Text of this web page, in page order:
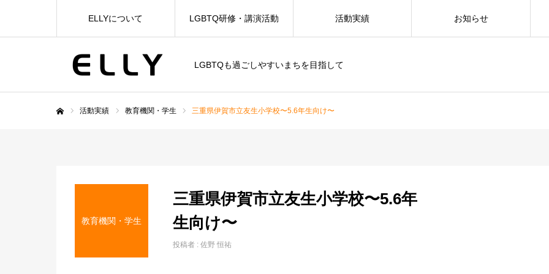
LGBTQも過ごしやすいまちを目指して
ELLYについて LGBTQ研修・講演活動 活動実績 お知らせ
活動実績 教育機関・学生 三重県伊賀市立友生小学校〜5.6年生向け〜
教育機関・学生
三重県伊賀市立友生小学校〜5.6年
生向け〜
投稿者 : 佐野 恒祐